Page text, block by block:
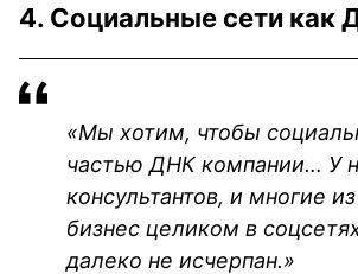
4. Социальные сети как
«Мы хотим, чтобы
частью ДНК компании… У
консультантов, и многие
бизнес целиком в
далеко не исчерпан.»